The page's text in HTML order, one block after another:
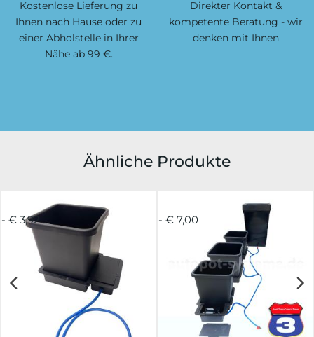
Kostenlose Lieferung zu
Ihnen nach Hause oder zu
einer Abholstelle in Ihrer
Nähe ab 99 €.
Direkter Kontakt &
kompetente Beratung - wir
denken mit Ihnen
Ähnliche Produkte
- € 3,92 - € 7,00